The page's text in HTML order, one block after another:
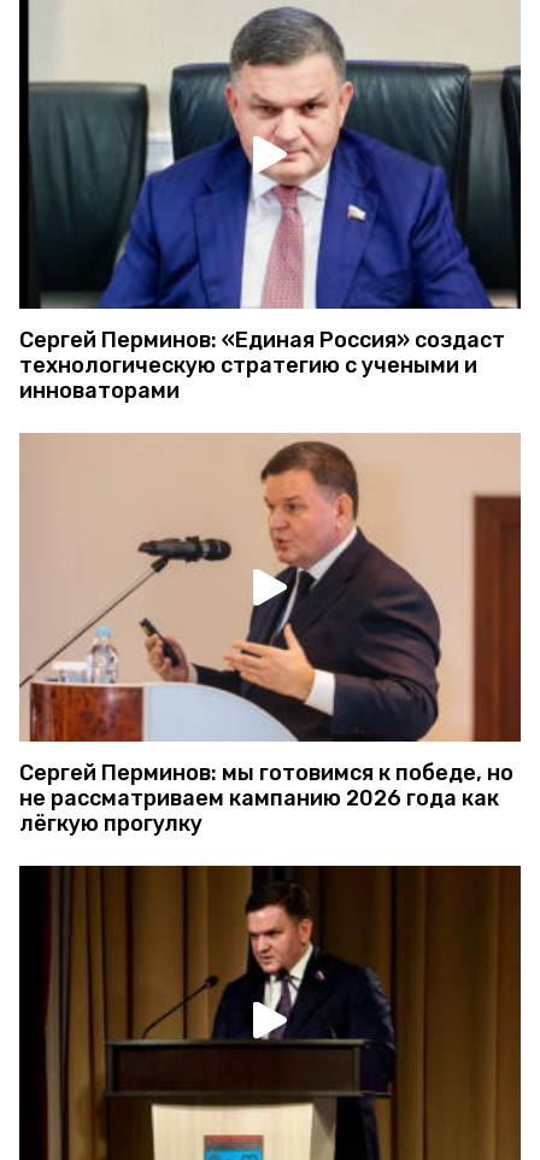
Сергей Перминов: «Единая Россия» создаст
технологическую стратегию с учеными и
инноваторами
Сергей Перминов: мы готовимся к победе, но
не рассматриваем кампанию 2026 года как
лёгкую прогулку